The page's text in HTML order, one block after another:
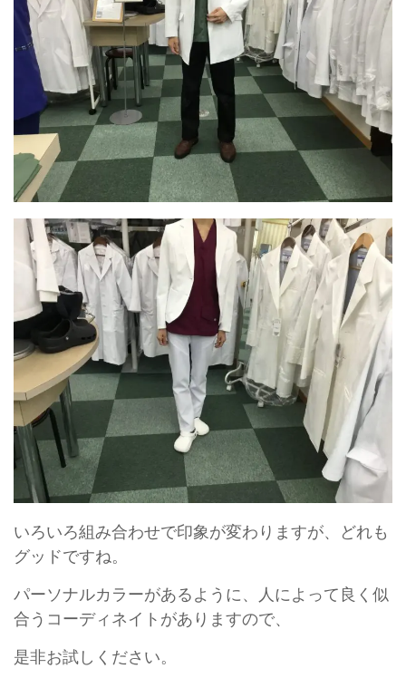
いろいろ組み合わせで印象が変わりますが、どれも
グッドですね。
パーソナルカラーがあるように、人によって良く似
合うコーディネイトがありますので、
是非お試しください。